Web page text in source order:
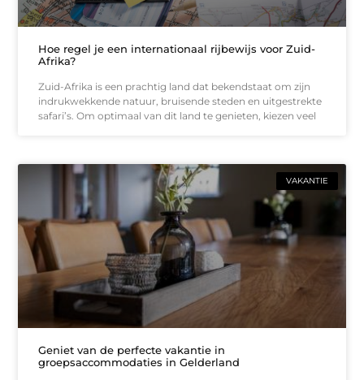
Hoe regel je een internationaal rijbewijs voor Zuid-
Afrika?
Zuid-Afrika is een prachtig land dat bekendstaat om zijn
indrukwekkende natuur, bruisende steden en uitgestrekte
safari’s. Om optimaal van dit land te genieten, kiezen veel
VAKANTIE
Geniet van de perfecte vakantie in
groepsaccommodaties in Gelderland